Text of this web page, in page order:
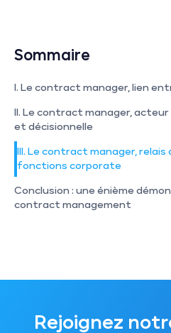
Sommaire
I. Le contract manager, lien
II. Le contract manager,
et décisionnelle
III. Le contract manager,
fonctions corporate
Conclusion : une énième
contract management
Rejoignez